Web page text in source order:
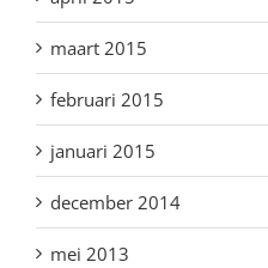
maart 2015
februari 2015
januari 2015
december 2014
mei 2013